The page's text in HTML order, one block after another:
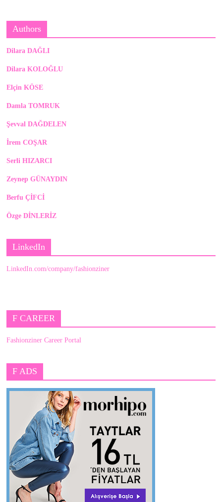
Authors
Dilara DAĞLI
Dilara KOLOĞLU
Elçin KÖSE
Damla TOMRUK
Şevval DAĞDELEN
İrem COŞAR
Serli HIZARCI
Zeynep GÜNAYDIN
Berfu ÇİFCİ
Özge DİNLERİZ
LinkedIn
LinkedIn.com/company/fashionziner
F CAREER
Fashionziner Career Portal
F ADS